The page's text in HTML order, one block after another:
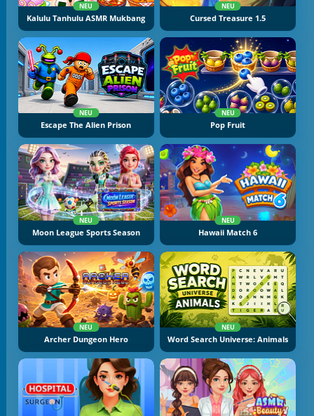
NEU
Kalulu Tanhulu ASMR Mukbang
NEU
Cursed Treasure 1.5
NEU
Escape The Alien Prison
NEU
Pop Fruit
NEU
Moon League Sports Season
NEU
Hawaii Match 6
NEU
Archer Dungeon Hero
NEU
Word Search Universe: Animals